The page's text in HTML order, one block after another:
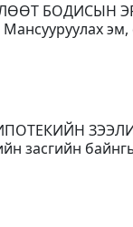
БОДИСЫН
засгийн